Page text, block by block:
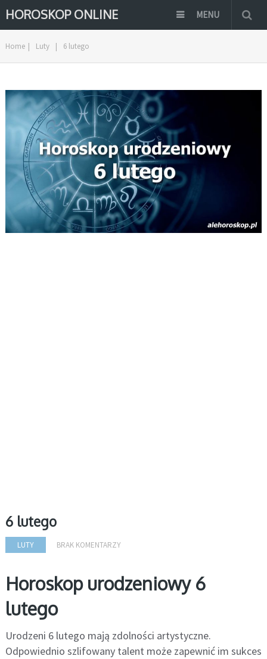
HOROSKOP ONLINE MENU
Home | Luty | 6 lutego
6 lutego
LUTY BRAK KOMENTARZY
Horoskop urodzeniowy 6
lutego
Urodzeni 6 lutego mają zdolności artystyczne.
Odpowiednio szlifowany talent może zapewnić im sukces